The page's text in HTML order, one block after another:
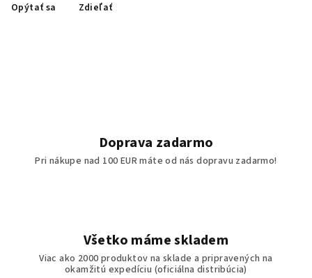
Opýtať sa Zdieľať
Doprava zadarmo
Pri nákupe nad 100 EUR máte od nás dopravu zadarmo!
Všetko máme skladem
Viac ako 2000 produktov na sklade a pripravených na
okamžitú expedíciu (oficiálna distribúcia)